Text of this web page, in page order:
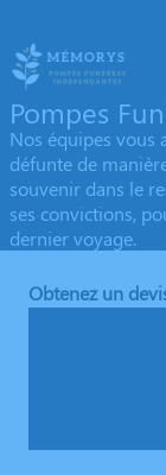
Pompes
Nos équipes vous
défunte de
souvenir dans le
ses convictions,
dernier voyage.
Obtenez un